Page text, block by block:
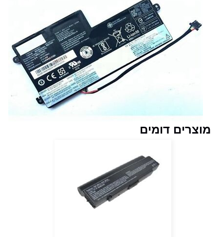
מוצרים דומים